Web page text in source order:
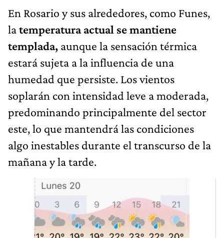
En Rosario y sus alrededores, como Funes,
latemperatura actual se mantiene
templada, aunque la sensación térmica
estará sujeta a la influencia de una
humedad que persiste. Los vientos
soplarán con intensidad leve a moderada,
predominando principalmente del sector
este, lo que mantendrá las condiciones
algo inestables durante el transcurso de la
mañana y la tarde.